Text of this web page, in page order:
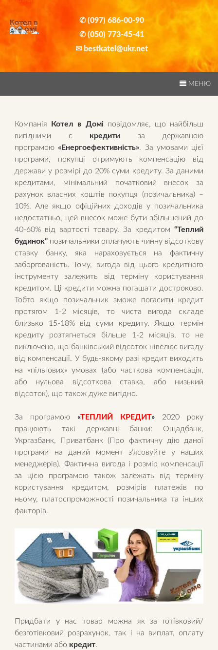
to
content
✆ (097) 686-00-90
✆ (050) 773-45-41
✉ bestkatel@ukr.net
МЕНЮ
Компанія Котел в Доміповідомляє, що найбільш
вигідними є кредити за державною
програмою«Енергоефективність». За умовами цієї
програми, покупці отримують компенсацію від
держави у розмірі до 20% суми кредиту. За даними
кредитами, мінімальний початковий внесок за
рахунок власних коштів покупця (позичальника) –
10%. Але якщо офіційних доходів у позичальника
недостатньо, цей внесок може бути збільшений до
40-60% від вартості товару. За кредитом “Теплий
будинок” позичальники оплачують чинну відсоткову
ставку банку, яка нараховується на фактичну
заборгованість. Тому, вигода від цього кредитного
інструменту залежить від терміну користування
кредитом. Ці кредити можна погашати достроково.
Тобто якщо позичальник зможе погасити кредит
протягом 1-2 місяців, то чиста вигода складе
близько 15-18% від суми кредиту. Якщо термін
кредиту розтягнеться більше 1-2 місяців, то не
виключено, що банківський відсоток нівелює вигоду
від компенсації. У будь-якому разі кредит виходить
на «пільгових» умовах (або часткова компенсація,
або нульова відсоткова ставка, або низький
відсоток), що також дуже вигідно.
За програмою «ТЕПЛИЙ КРЕДИТ» 2020 року
працюють такі державні банки: Ощадбанк,
Укргазбанк, Приватбанк (Про фактичну дію даної
програми на даний момент з’ясовуйте у наших
менеджерів). Фактична вигода і розмір компенсації
за цією програмою також залежать від терміну
користування кредитом, розмірів платежів по
ньому, платоспроможності позичальника та інших
факторів.
Придбати у нас товар можна як за готівковий/
безготівковий розрахунок, так і на виплат, оплату
частинами або кредит.